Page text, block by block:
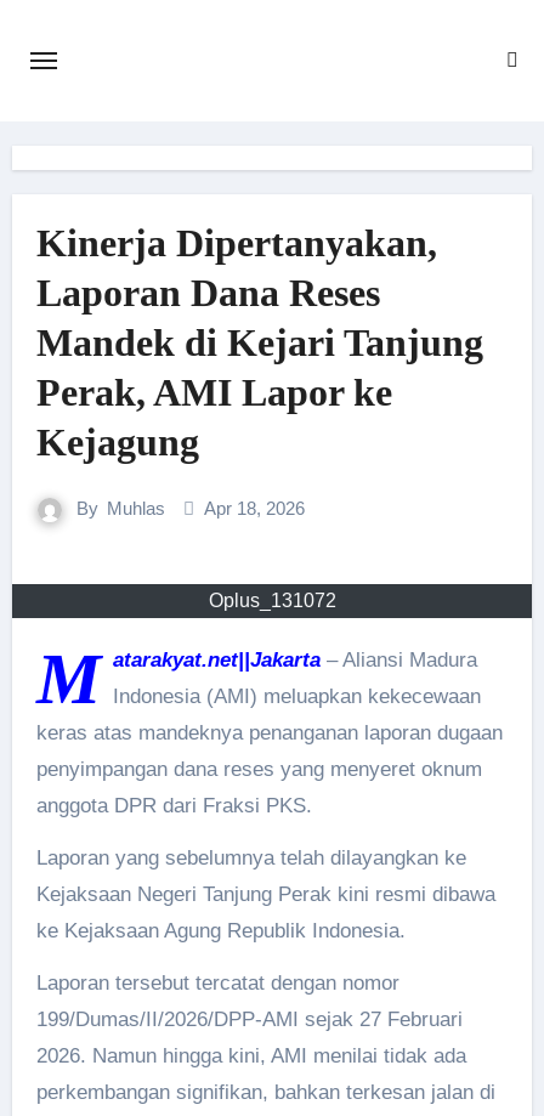
Kinerja Dipertanyakan,
Laporan Dana Reses
Mandek di Kejari Tanjung
Perak, AMI Lapor ke
Kejagung
By Muhlas Apr 18, 2026
Oplus_131072
M atarakyat.net||Jakarta– Aliansi Madura
Indonesia (AMI) meluapkan kekecewaan
keras atas mandeknya penanganan laporan dugaan
penyimpangan dana reses yang menyeret oknum
anggota DPR dari Fraksi PKS.
Laporan yang sebelumnya telah dilayangkan ke
Kejaksaan Negeri Tanjung Perak kini resmi dibawa
ke Kejaksaan Agung Republik Indonesia.
Laporan tersebut tercatat dengan nomor
199/Dumas/II/2026/DPP-AMI sejak 27 Februari
2026. Namun hingga kini, AMI menilai tidak ada
perkembangan signifikan, bahkan terkesan jalan di